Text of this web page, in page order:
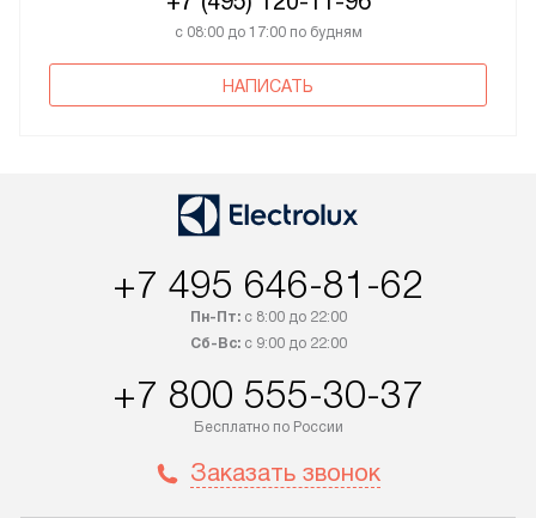
с 08:00 до 17:00 по будням
НАПИСАТЬ
+7 495 646-81-62
Пн-Пт:с 8:00 до 22:00
Сб-Вс:с 9:00 до 22:00
+7 800 555-30-37
Бесплатно по России
Заказать звонок